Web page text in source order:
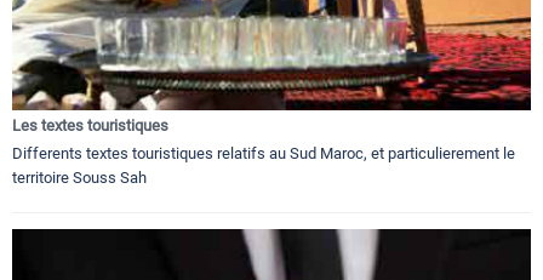
Les textes touristiques
Differents textes touristiques relatifs au Sud Maroc, et particulierement le
territoire Souss Sah